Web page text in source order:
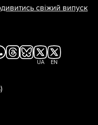
свіжий випуск
UA EN